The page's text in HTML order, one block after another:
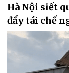
Hà Nội siết
đẩy tái chế